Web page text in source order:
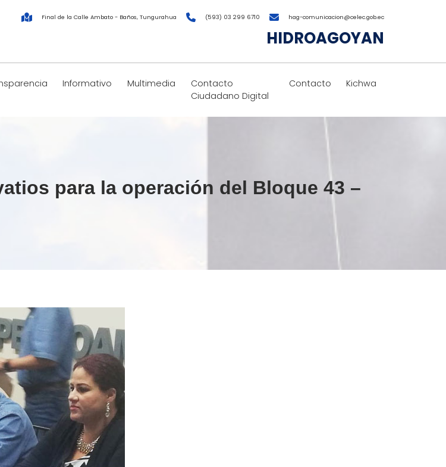
Final de la Calle Ambato - Baños, Tungurahua (593) 03 299 6710 hag-comunicacion@celec.gob.ec
HIDROAGOYAN
Informativo Multimedia
Contacto
Ciudadano Digital
Contacto Kichwa
para la operación del Bloque 43 –